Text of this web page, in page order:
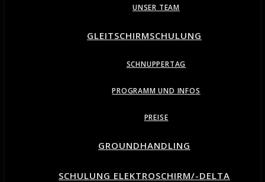
UNSER TEAM
GLEITSCHIRMSCHULUNG
SCHNUPPERTAG
PROGRAMM UND INFOS
PREISE
GROUNDHANDLING
SCHULUNG ELEKTROSCHIRM/-DELTA